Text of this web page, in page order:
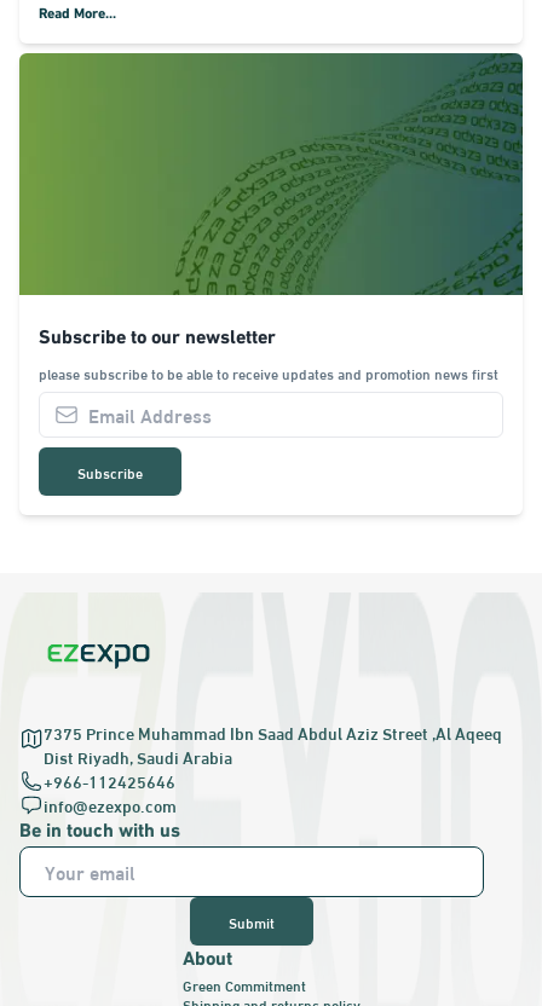
Read More...
Subscribe to our newsletter
please subscribe to be able to receive updates and promotion news first
Subscribe
7375 Prince Muhammad Ibn Saad Abdul Aziz Street ,Al Aqeeq
Dist Riyadh, Saudi Arabia
‪+966-112425646‬
info@ezexpo.com
Be in touch with us
Submit
About
Green Commitment